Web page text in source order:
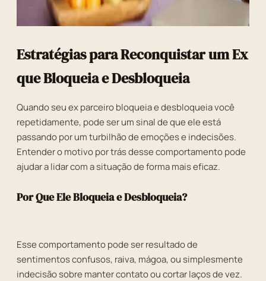
Estratégias para Reconquistar um Ex
que Bloqueia e Desbloqueia
Quando seu ex parceiro bloqueia e desbloqueia você
repetidamente, pode ser um sinal de que ele está
passando por um turbilhão de emoções e indecisões.
Entender o motivo por trás desse comportamento pode
ajudar a lidar com a situação de forma mais eficaz.
Por Que Ele Bloqueia e Desbloqueia?
Esse comportamento pode ser resultado de
sentimentos confusos, raiva, mágoa, ou simplesmente
indecisão sobre manter contato ou cortar laços de vez.